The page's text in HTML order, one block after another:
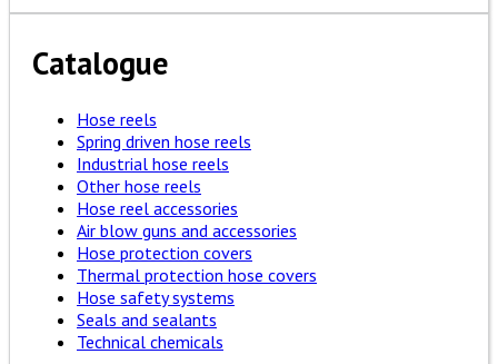
Catalogue
Hose reels
Spring driven hose reels
Industrial hose reels
Other hose reels
Hose reel accessories
Air blow guns and accessories
Hose protection covers
Thermal protection hose covers
Hose safety systems
Seals and sealants
Technical chemicals